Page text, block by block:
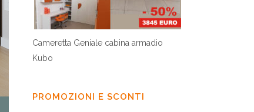
Cameretta Geniale cabina armadio
Kubo
PROMOZIONI E SCONTI